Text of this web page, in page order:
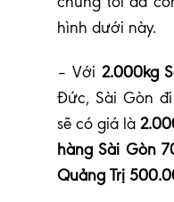
hình dưới này.
– Với 2.000kg
Đức, Sài Gòn
sẽ có giá là
hàng Sài Gòn
Quảng Trị